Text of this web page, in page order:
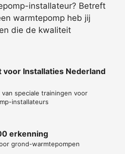
installateur? Betreft
warmtepomp heb jij
die de kwaliteit
voor Installaties Nederland
van speciale trainingen voor
installateurs
erkenning
grond-warmtepompen